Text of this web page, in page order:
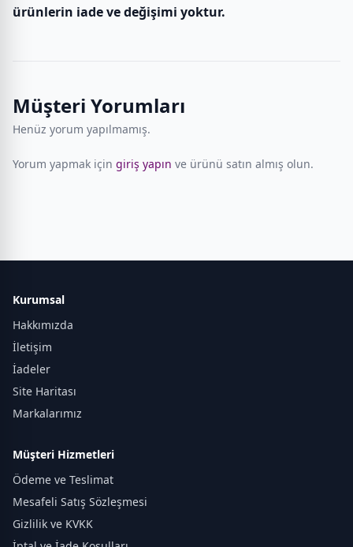
ürünlerin iade ve değişimi yoktur.
Müşteri Yorumları
Henüz yorum yapılmamış.
Yorum yapmak için giriş yapın ve ürünü satın almış olun.
Kurumsal
Hakkımızda
İletişim
İadeler
Site Haritası
Markalarımız
Müşteri Hizmetleri
Ödeme ve Teslimat
Mesafeli Satış Sözleşmesi
Gizlilik ve KVKK